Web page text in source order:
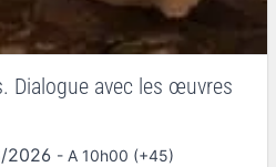
Dialogue avec les œuvres
2026 - A 10h00 (+45)